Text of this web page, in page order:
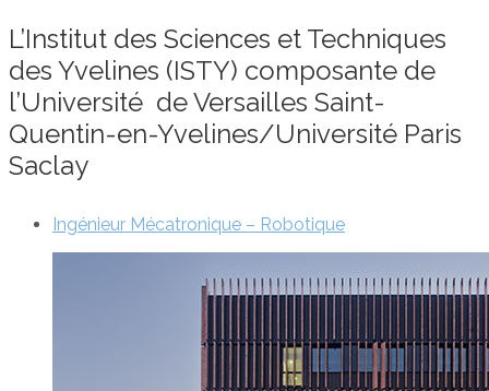
L’Institut des Sciences et Techniques
des Yvelines (ISTY) composante de
l’Université de Versailles Saint-
Quentin-en-Yvelines/Université Paris
Saclay
Ingénieur Mécatronique – Robotique